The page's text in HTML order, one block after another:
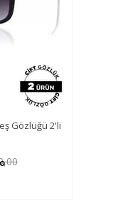
Gözlüğü 2'li